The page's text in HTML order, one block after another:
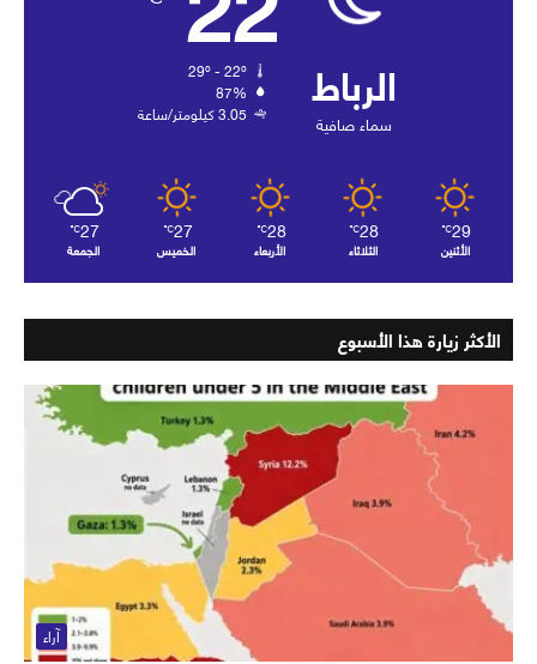
الرباط
سماء صافية
87%
3.05 كيلومتر/ساعة
29
℃
الأثنين
28
℃
الثلاثاء
28
℃
الأربعاء
27
℃
الخميس
27
℃
الجمعة
الأكثر زيارة هذا الأسبوع
آراء